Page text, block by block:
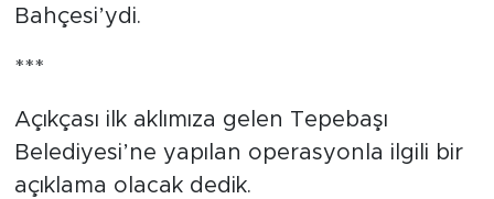
Bahçesi’ydi.
***
Açıkçası ilk aklımıza gelen Tepebaşı
Belediyesi’ne yapılan operasyonla ilgili bir
açıklama olacak dedik.